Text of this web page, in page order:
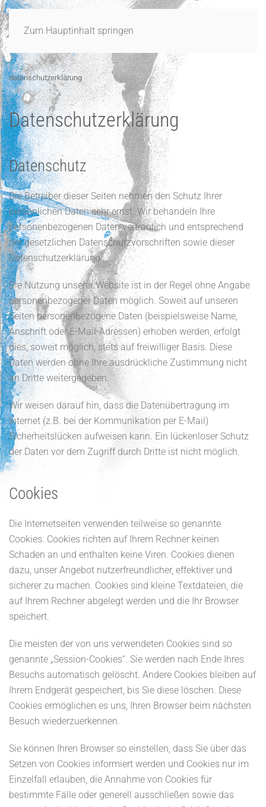
Zum Hauptinhalt springen
datenschutzerklärung
Datenschutzerklärung
Datenschutz
Die Betreiber dieser Seiten nehmen den Schutz Ihrer
persönlichen Daten sehr ernst. Wir behandeln Ihre
personenbezogenen Daten vertraulich und entsprechend
der gesetzlichen Datenschutzvorschriften sowie dieser
Datenschutzerklärung.
Die Nutzung unserer Website ist in der Regel ohne Angabe
personenbezogener Daten möglich. Soweit auf unseren
Seiten personenbezogene Daten (beispielsweise Name,
Anschrift oder E-Mail-Adressen) erhoben werden, erfolgt
dies, soweit möglich, stets auf freiwilliger Basis. Diese
Daten werden ohne Ihre ausdrückliche Zustimmung nicht
an Dritte weitergegeben.
Wir weisen darauf hin, dass die Datenübertragung im
Internet (z.B. bei der Kommunikation per E-Mail)
Sicherheitslücken aufweisen kann. Ein lückenloser Schutz
der Daten vor dem Zugriff durch Dritte ist nicht möglich.
Cookies
Die Internetseiten verwenden teilweise so genannte
Cookies. Cookies richten auf Ihrem Rechner keinen
Schaden an und enthalten keine Viren. Cookies dienen
dazu, unser Angebot nutzerfreundlicher, effektiver und
sicherer zu machen. Cookies sind kleine Textdateien, die
auf Ihrem Rechner abgelegt werden und die Ihr Browser
speichert.
Die meisten der von uns verwendeten Cookies sind so
genannte „Session-Cookies“. Sie werden nach Ende Ihres
Besuchs automatisch gelöscht. Andere Cookies bleiben auf
Ihrem Endgerät gespeichert, bis Sie diese löschen. Diese
Cookies ermöglichen es uns, Ihren Browser beim nächsten
Besuch wiederzuerkennen.
Sie können Ihren Browser so einstellen, dass Sie über das
Setzen von Cookies informiert werden und Cookies nur im
Einzelfall erlauben, die Annahme von Cookies für
bestimmte Fälle oder generell ausschließen sowie das